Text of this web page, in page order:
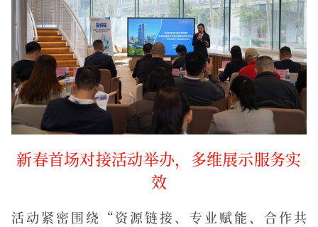
新春首场对接活动举办，多维展示服务实
效
活动紧密围绕“资源链接、专业赋能、合作共